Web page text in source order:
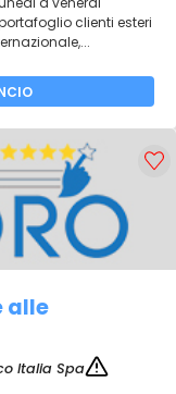
clienti esteri
alle
Italia Spa